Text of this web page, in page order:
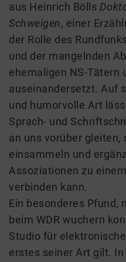
aus Heinrich Bölls
Schweigen, einer
der Rolle des
und der mangelnden
ehemaligen NS-Tätern
auseinandersetzt. Auf
und humorvolle Art
Sprach- und
an uns vorüber gleiten,
einsammeln und
Assoziationen zu
verbinden kann.
Ein besonderes Pfund,
beim WDR wuchern
Studio für
erstes seiner Art gilt.